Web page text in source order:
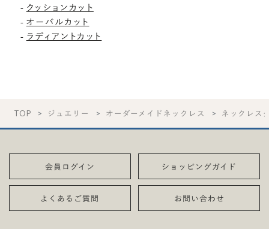
- クッションカット
- オーバルカット
- ラディアントカット
TOP ジュエリー オーダーメイドネックレス ネックレス
会員ログイン ショッピングガイド
よくあるご質問 お問い合わせ